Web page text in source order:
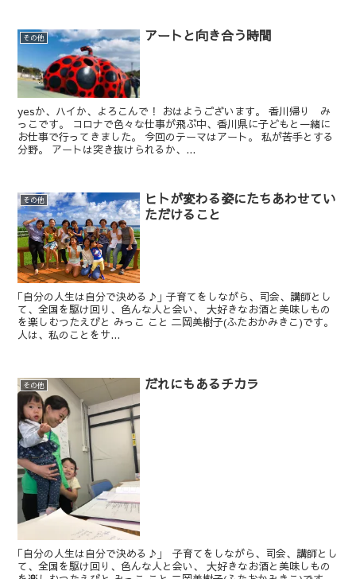
その他 アートと向き合う時間
yesか、ハイか、よろこんで！ おはようございます。 香川帰り み
っこです。 コロナで色々な仕事が飛ぶ中、香川県に子どもと一緒に
お仕事で行ってきました。 今回のテーマはアート。 私が苦手とする
分野。 アートは突き抜けられるか、...
その他
ヒトが変わる姿にたちあわせてい
ただけること
｢自分の人生は自分で決める♪｣ 子育てをしながら、司会、講師とし
て、全国を駆け回り、色んな人と会い、 大好きなお酒と美味しもの
を楽しむつたえびと みっこ こと 二岡美樹子(ふたおかみきこ)です。
人は、私のことをサ...
その他 だれにもあるチカラ
｢自分の人生は自分で決める♪｣ 子育てをしながら、司会、講師とし
て、全国を駆け回り、色んな人と会い、 大好きなお酒と美味しもの